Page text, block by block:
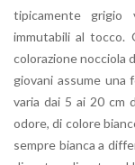
tipicamente grigio
immutabili al tocco.
colorazione nocciola
giovani assume una
varia dai 5 ai 20 cm
odore, di colore
sempre bianca a